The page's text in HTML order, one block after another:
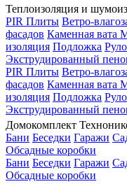
Теплоизоляция и
PIR Плиты Ветро-
фасадов Каменная вата
изоляция Подложка
Экструдированный
PIR Плиты Ветро-
фасадов Каменная вата
изоляция Подложка
Экструдированный
Домокомплект
Бани Беседки Гаражи
Обсадные коробки
Бани Беседки Гаражи
Обсадные коробки